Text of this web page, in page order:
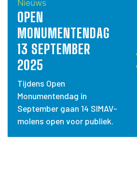
Nieuws
OPEN
MONUMENTENDAG
13 SEPTEMBER
2025
Tijdens Open
Monumentendag in
September gaan 14 SIMAV-
molens open voor publiek.